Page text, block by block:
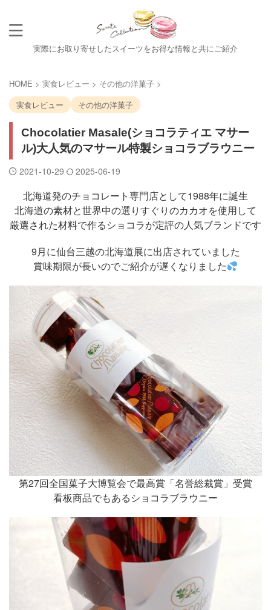
実際にお取り寄せしたスイーツをお得な情報と共にご紹介
HOME > 実食レビュー > その他の洋菓子 >
実食レビュー
その他の洋菓子
Chocolatier Masale(ショコラティエ マサー
ル)大人気のマサール特製ショコラブラウニー
2021-10-29 2025-06-19
北海道発のチョコレート専門店として1988年に誕生
北海道の素材と世界中の選りすぐりのカカオを使用して
厳選された材料で作るショコラが定評の人気ブランドです
9月に仙台三越の北海道展に出店されていました
賞味期限が長いのでご紹介が遅くなりました
第27回全国菓子大博覧会で最高賞「名誉総裁賞」受賞
看板商品でもあるショコラブラウニー